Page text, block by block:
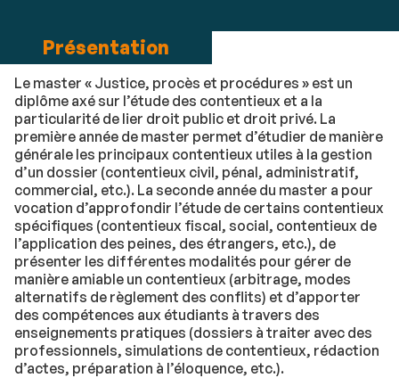
Présentation
Le master « Justice, procès et procédures » est un
diplôme axé sur l’étude des contentieux et a la
particularité de lier droit public et droit privé. La
première année de master permet d’étudier de manière
générale les principaux contentieux utiles à la gestion
d’un dossier (contentieux civil, pénal, administratif,
commercial, etc.). La seconde année du master a pour
vocation d’approfondir l’étude de certains contentieux
spécifiques (contentieux fiscal, social, contentieux de
l’application des peines, des étrangers, etc.), de
présenter les différentes modalités pour gérer de
manière amiable un contentieux (arbitrage, modes
alternatifs de règlement des conflits) et d’apporter
des compétences aux étudiants à travers des
enseignements pratiques (dossiers à traiter avec des
professionnels, simulations de contentieux, rédaction
d’actes, préparation à l’éloquence, etc.).